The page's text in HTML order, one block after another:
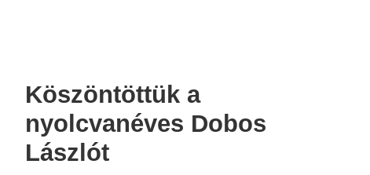
Köszöntöttük a
nyolcvanéves Dobos
Lászlót